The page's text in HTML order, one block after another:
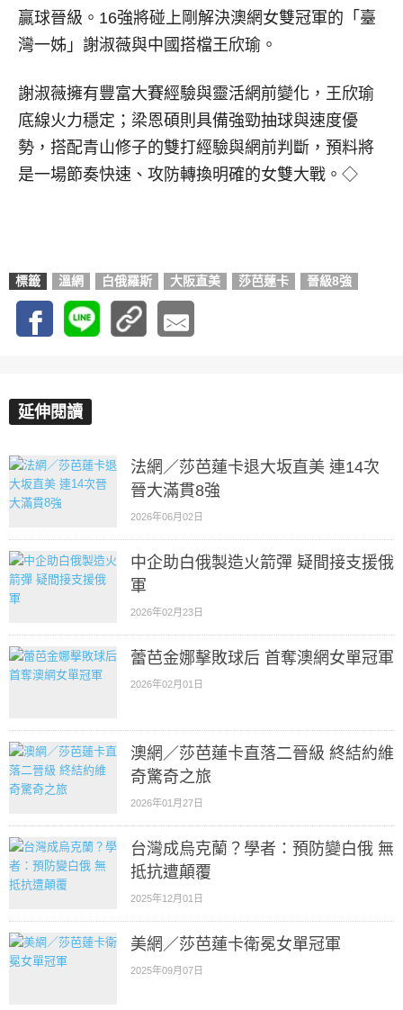
贏球晉級。16強將碰上剛解決澳網女雙冠軍的「臺
灣一姊」謝淑薇與中國搭檔王欣瑜。
謝淑薇擁有豐富大賽經驗與靈活網前變化，王欣瑜
底線火力穩定；梁恩碩則具備強勁抽球與速度優
勢，搭配青山修子的雙打經驗與網前判斷，預料將
是一場節奏快速、攻防轉換明確的女雙大戰。◇
標籤 溫網 白俄羅斯 大阪直美 莎芭蓮卡 晉級8強
延伸閱讀
法網／莎芭蓮卡退大坂直美 連14次
晉大滿貫8強
2026年06月02日
中企助白俄製造火箭彈 疑間接支援俄
軍
2026年02月23日
蕾芭金娜擊敗球后 首奪澳網女單冠軍
2026年02月01日
澳網／莎芭蓮卡直落二晉級 終結約維
奇驚奇之旅
2026年01月27日
台灣成烏克蘭？學者：預防變白俄 無
抵抗遭顛覆
2025年12月01日
美網／莎芭蓮卡衛冕女單冠軍
2025年09月07日